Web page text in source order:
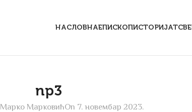
НАСЛОВНАЕПИСКОПИСТОРИЈАТ
np3
Марко МарковићOn 7. новембар 2023.